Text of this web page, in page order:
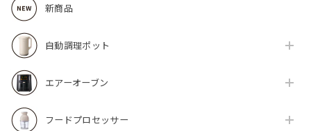
新商品
自動調理ポット
エアーオーブン
フードプロセッサー